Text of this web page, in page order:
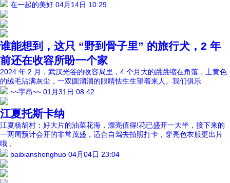
在一起的美好 04月14日 10:29
谁能想到，这只 “野到骨子里” 的旅行犬，2 年
前还在收容所盼一个家
2024 年 2 月，武汉光谷的收容局里，4 个月大的跳跳缩在角落，土黄色
的绒毛沾满灰尘，一双圆溜溜的眼睛怯生生望着来人。我们俱乐
~~宇昂~~ 01月31日 08:42
江夏托斯卡纳
江夏杨胡村：好大片的油菜花海，漂亮值得!花已盛开一大半，接下来的
一两周预计会开的非常茂盛，适合自驾去拍照打卡，穿亮色衣服更出片
哦，
baibianshenghuo 04月04日 23:04